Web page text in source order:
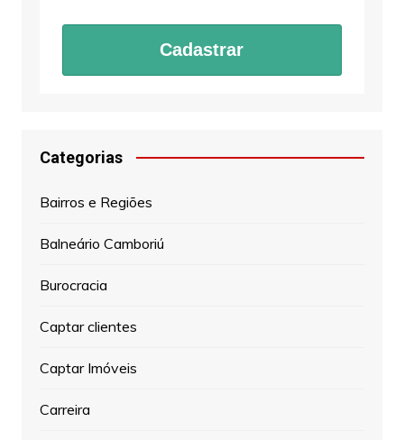
Cadastrar
Categorias
Bairros e Regiões
Balneário Camboriú
Burocracia
Captar clientes
Captar Imóveis
Carreira